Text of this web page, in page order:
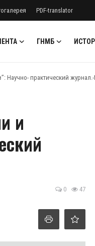
PDF-translator
ГНМБ
Научно- практический
и
0 47